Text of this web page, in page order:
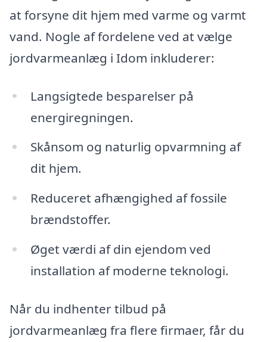
at forsyne dit hjem med varme og varmt
vand. Nogle af fordelene ved at vælge
jordvarmeanlæg i Idom inkluderer:
Langsigtede besparelser på
energiregningen.
Skånsom og naturlig opvarmning af
dit hjem.
Reduceret afhængighed af fossile
brændstoffer.
Øget værdi af din ejendom ved
installation af moderne teknologi.
Når du indhenter tilbud på
jordvarmeanlæg fra flere firmaer, får du